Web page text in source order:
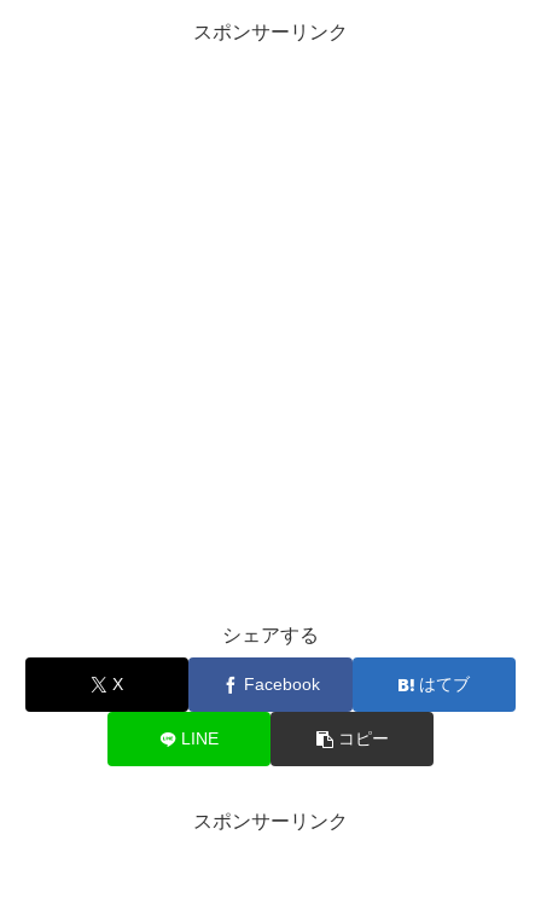
スポンサーリンク
シェアする
X Facebook はてブ
LINE コピー
スポンサーリンク